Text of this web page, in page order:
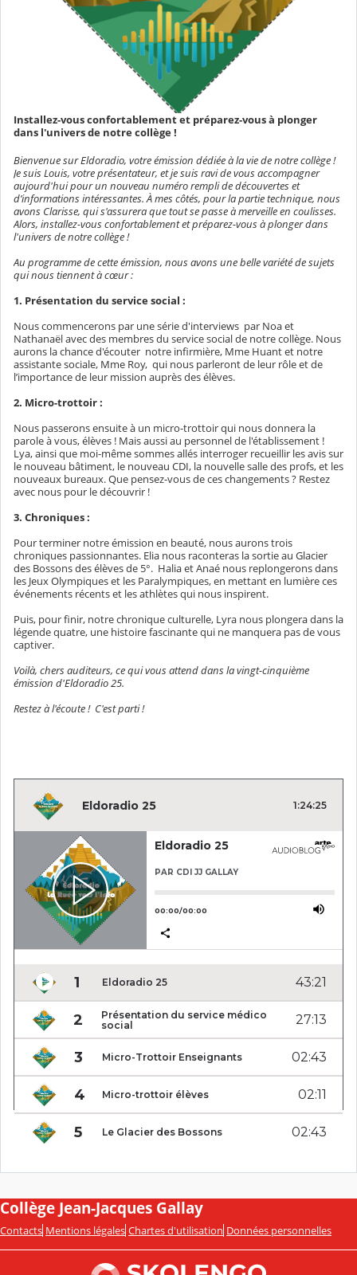
Installez-vous confortablement et préparez-vous à plonger
dans l'univers de notre collège !
Bienvenue sur Eldoradio, votre émission dédiée à la vie de notre collège !
Je suis Louis, votre présentateur, et je suis ravi de vous accompagner
aujourd'hui pour un nouveau numéro rempli de découvertes et
d’informations intéressantes. À mes côtés, pour la partie technique, nous
avons Clarisse, qui s'assurera que tout se passe à merveille en coulisses.
Alors, installez-vous confortablement et préparez-vous à plonger dans
l'univers de notre collège !
Au programme de cette émission, nous avons une belle variété de sujets
qui nous tiennent à cœur :
1. Présentation du service social :
Nous commencerons par une série d'interviews par Noa et
Nathanaël avec des membres du service social de notre collège. Nous
aurons la chance d'écouter notre infirmière, Mme Huant et notre
assistante sociale, Mme Roy, qui nous parleront de leur rôle et de
l’importance de leur mission auprès des élèves.
2. Micro-trottoir :
Nous passerons ensuite à un micro-trottoir qui nous donnera la
parole à vous, élèves ! Mais aussi au personnel de l'établissement !
Lya, ainsi que moi-même sommes allés interroger recueillir les avis sur
le nouveau bâtiment, le nouveau CDI, la nouvelle salle des profs, et les
nouveaux bureaux. Que pensez-vous de ces changements ? Restez
avec nous pour le découvrir !
3. Chroniques :
Pour terminer notre émission en beauté, nous aurons trois
chroniques passionnantes. Elia nous raconteras la sortie au Glacier
des Bossons des élèves de 5°. Halia et Anaé nous replongerons dans
les Jeux Olympiques et les Paralympiques, en mettant en lumière ces
événements récents et les athlètes qui nous inspirent.
Puis, pour finir, notre chronique culturelle, Lyra nous plongera dans la
légende quatre, une histoire fascinante qui ne manquera pas de vous
captiver.
Voilà, chers auditeurs, ce qui vous attend dans la vingt-cinquième
émission d'Eldoradio 25.
Restez à l'écoute ! C'est parti !
Collège Jean-Jacques Gallay
Contacts Mentions légales Chartes d'utilisation Données personnelles